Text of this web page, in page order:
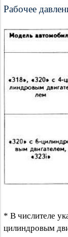
Рабочее
* В числителе
цилиндровым